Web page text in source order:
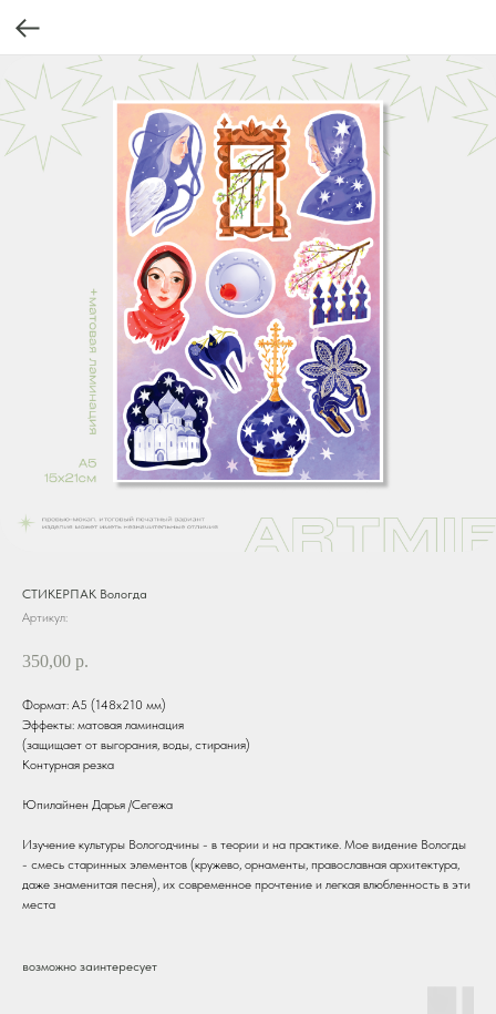
СТИКЕРПАК Вологда
Артикул:
350,00 р.
Формат: А5 (148х210 мм)
Эффекты: матовая ламинация
(защищает от выгорания, воды, стирания)
Контурная резка
Юпилайнен Дарья /Сегежа
Изучение культуры Вологодчины - в теории и на практике. Мое видение Вологды
- смесь старинных элементов (кружево, орнаменты, православная архитектура,
даже знаменитая песня), их современное прочтение и легкая влюбленность в эти
места
возможно заинтересует